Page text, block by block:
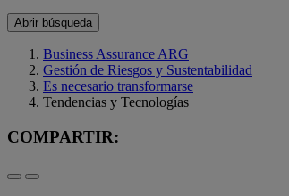
Abrir búsqueda
Business Assurance ARG
Gestión de Riesgos y Sustentabilidad
Es necesario transformarse
Tendencias y Tecnologías
COMPARTIR: